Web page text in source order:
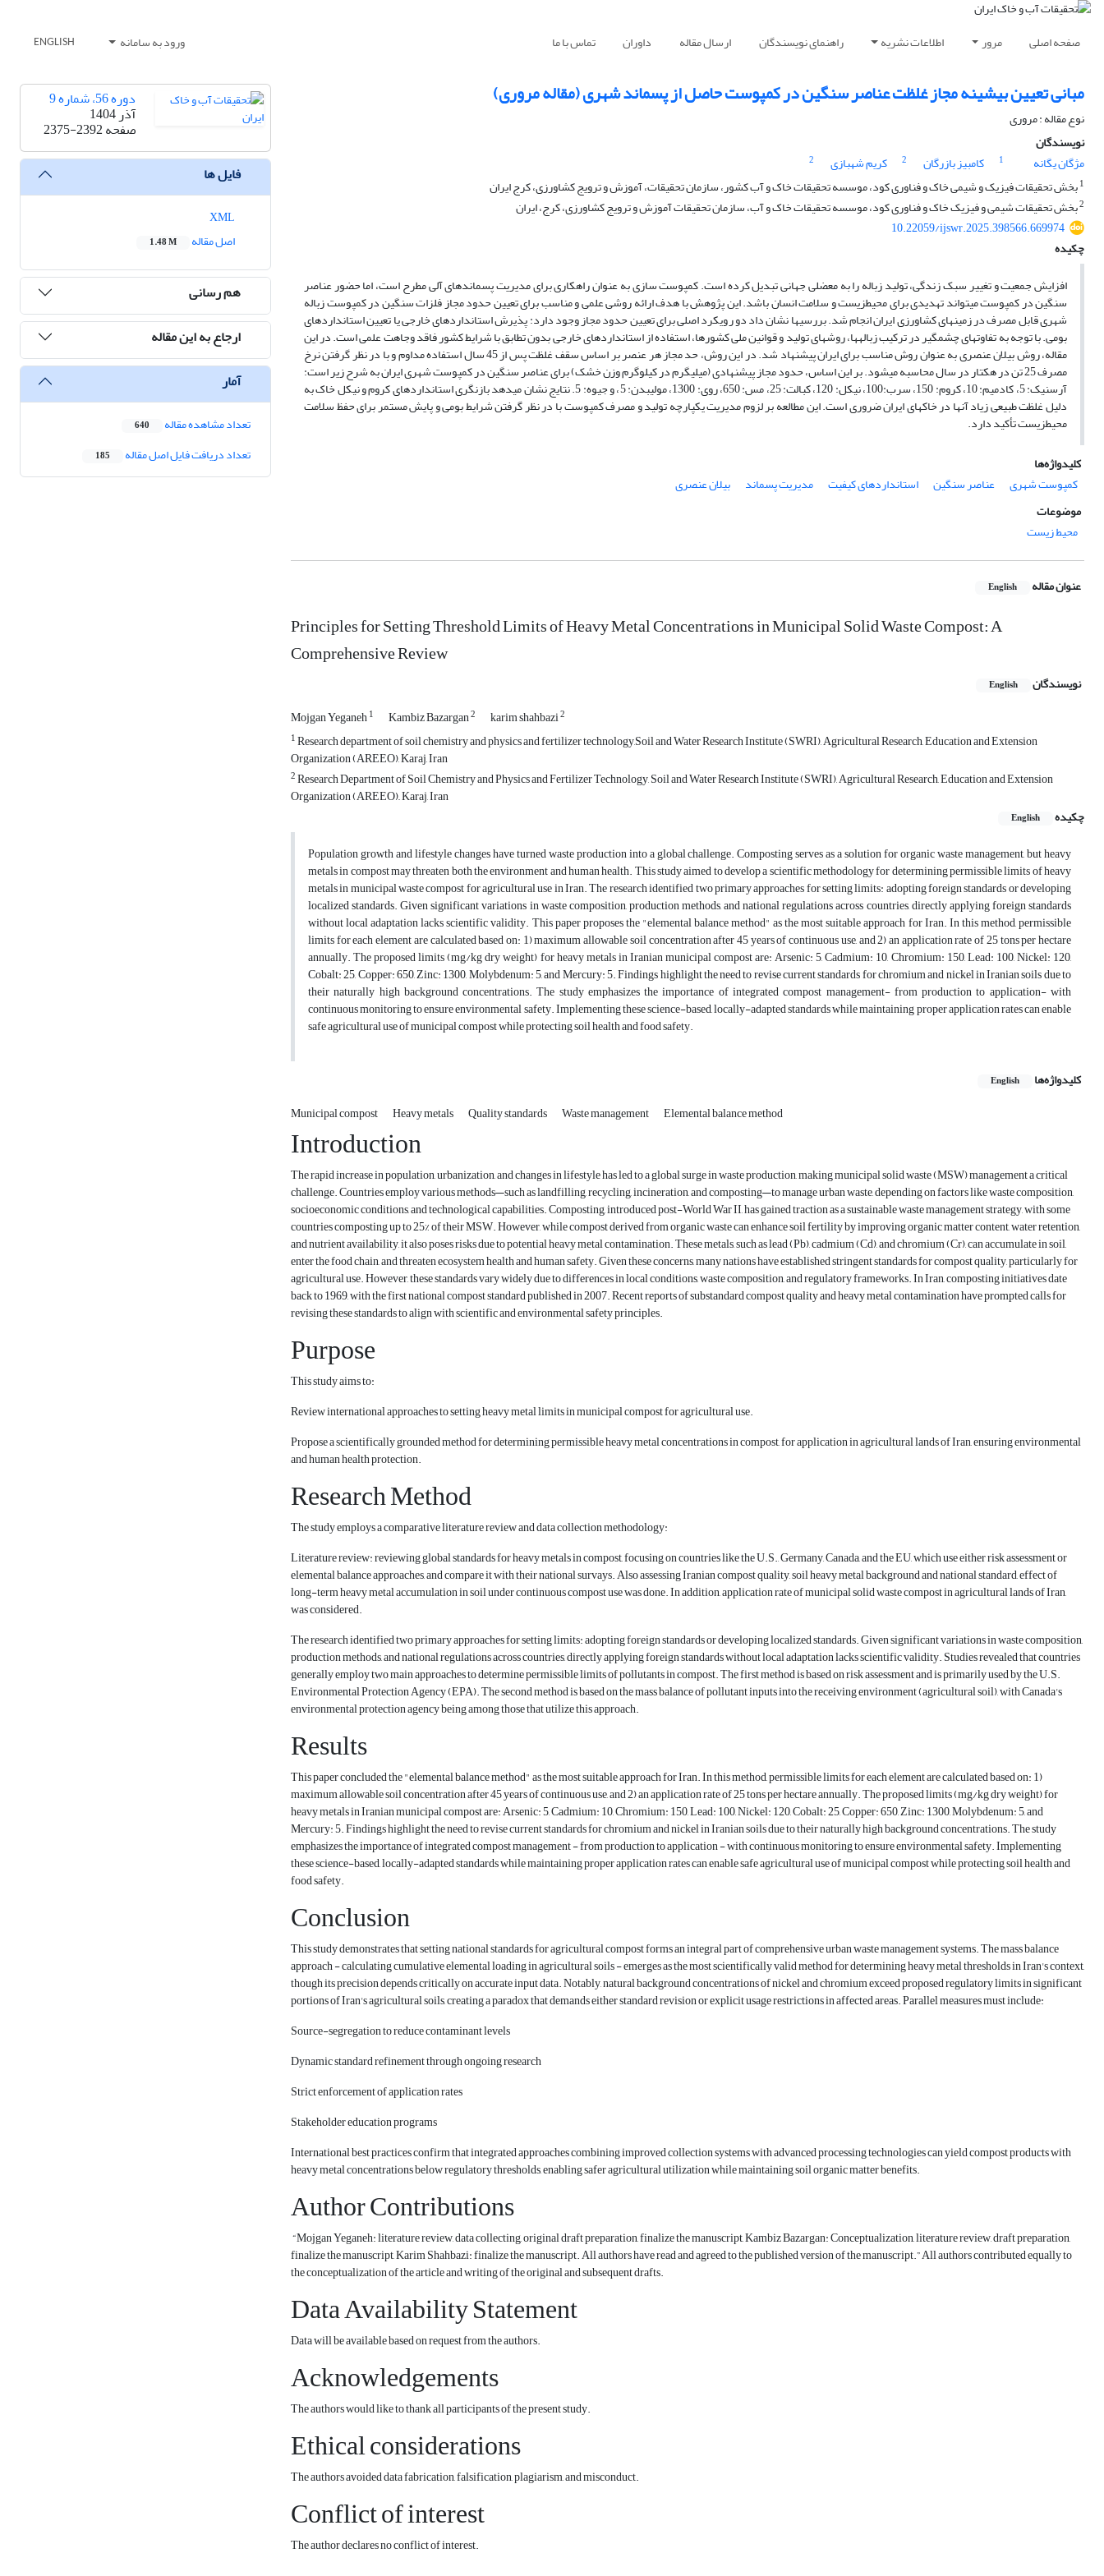
صفحه اصلی مرور اطلاعات نشریه راهنمای نویسندگان ارسال مقاله داوران تماس با ما ورود به سامانه ENGLISH
مبانی تعیین بیشینه مجاز غلظت عناصر سنگین در کمپوست حاصل از پسماند شهری (مقاله مروری)
نوع مقاله : مروری
نویسندگان
مژگان یگانه
1 کامبیز بازرگان 2 کریم شهبازی
2
1بخش تحقیقات فیزیک و شیمی خاک و فناوری کود، موسسه تحقیقات خاک و آب کشور، سازمان تحقیقات، آموزش و ترویج کشاورزی، کرج ایران
2بخش تحقیقات شیمی و فیزیک خاک و فناوری کود، موسسه تحقیقات خاک و آب، سازمان تحقیقات آموزش و ترویج کشاورزی، کرج، ایران
10.22059/ijswr.2025.398566.669974
چکیده
افزایش جمعیت و تغییر سبک زندگی، تولید زباله را به معضلی جهانی تبدیل کرده است. کمپوست سازی به عنوان راهکاری برای مدیریت پسماندهای آلی مطرح است، اما حضور عناصر
سنگین در کمپوست می­تواند تهدیدی برای محیط­زیست و سلامت انسان باشد. این پژوهش با هدف ارائه روشی علمی و مناسب برای تعیین حدود مجاز فلزات سنگین در کمپوست زباله
شهری قابل مصرف در زمین­های کشاورزی ایران انجام شد. بررسی­ها نشان داد دو رویکرد اصلی برای تعیین حدود مجاز وجود دارد: پذیرش استانداردهای خارجی یا تعیین استانداردهای
بومی. با توجه به تفاوت­های چشمگیر در ترکیب زباله­ها، روشهای تولید و قوانین ملی کشورها، استفاده از استانداردهای خارجی بدون تطابق با شرایط کشور فاقد وجاهت علمی است. در این
مقاله، روش بیلان عنصری به عنوان روش مناسب برای ایران پیشنهاد شد. در این روش، حد مجاز هر عنصر بر اساس سقف غلظت پس از 45 سال استفاده مداوم و با در نظر گرفتن نرخ
مصرف 25 تن در هکتار در سال محاسبه می­شود. بر این اساس، حدود مجاز پیشنهادی (میلی­گرم در کیلوگرم وزن خشک) برای عناصر سنگین در کمپوست شهری ایران به شرح زیر است:
آرسنیک: 5، کادمیم: 10، کروم: 150، سرب:100، نیکل: 120، کبالت: 25، مس: 650، روی: 1300، مولیبدن: 5، و جیوه: 5. نتایج نشان می­دهد بازنگری استانداردهای کروم و نیکل خاک به
دلیل غلظت طبیعی زیاد آنها در خاکهای ایران ضروری است. این مطالعه بر لزوم مدیریت یکپارچه تولید و مصرف کمپوست با در نظر گرفتن شرایط بومی و پایش مستمر برای حفظ سلامت
محیطزیست تأکید دارد.
کلیدواژه‌ها
کمپوست شهری
عناصر سنگین استانداردهای کیفیت مدیریت پسماند
بیلان عنصری
موضوعات
محیط زیست
عنوان مقاله English
Principles for Setting Threshold Limits of Heavy Metal Concentrations in Municipal Solid Waste Compost: A
Comprehensive Review
نویسندگان English
Mojgan Yeganeh1 Kambiz Bazargan2 karim shahbazi2
1Research department of soil chemistry and physics and fertilizer technology,Soil and Water Research Institute (SWRI), Agricultural Research, Education and Extension
Organization (AREEO), Karaj, Iran
2Research Department of Soil Chemistry and Physics and Fertilizer Technology, Soil and Water Research Institute (SWRI), Agricultural Research, Education and Extension
Organization (AREEO),, Karaj, Iran
چکیده
English
Population growth and lifestyle changes have turned waste production into a global challenge. Composting serves as a solution for organic waste management, but heavy
metals in compost may threaten both the environment and human health. This study aimed to develop a scientific methodology for determining permissible limits of heavy
metals in municipal waste compost for agricultural use in Iran. The research identified two primary approaches for setting limits: adopting foreign standards or developing
localized standards. Given significant variations in waste composition, production methods, and national regulations across countries, directly applying foreign standards
without local adaptation lacks scientific validity. This paper proposes the "elemental balance method" as the most suitable approach for Iran. In this method, permissible
limits for each element are calculated based on: 1) maximum allowable soil concentration after 45 years of continuous use, and 2) an application rate of 25 tons per hectare
annually. The proposed limits (mg/kg dry weight) for heavy metals in Iranian municipal compost are: Arsenic: 5, Cadmium: 10, Chromium: 150, Lead: 100, Nickel: 120,
Cobalt: 25, Copper: 650, Zinc: 1300, Molybdenum: 5, and Mercury: 5. Findings highlight the need to revise current standards for chromium and nickel in Iranian soils due to
their naturally high background concentrations. The study emphasizes the importance of integrated compost management- from production to application- with
continuous monitoring to ensure environmental safety. Implementing these science-based, locally-adapted standards while maintaining proper application rates can enable
safe agricultural use of municipal compost while protecting soil health and food safety.
کلیدواژه‌ها English
Municipal compost Heavy metals Quality standards Waste management Elemental balance method
Introduction
The rapid increase in population, urbanization, and changes in lifestyle has led to a global surge in waste production, making municipal solid waste (MSW) management a critical
challenge. Countries employ various methods—such as landfilling, recycling, incineration, and composting—to manage urban waste, depending on factors like waste composition,
socioeconomic conditions, and technological capabilities. Composting, introduced post-World War II, has gained traction as a sustainable waste management strategy, with some
countries composting up to 25% of their MSW. However, while compost derived from organic waste can enhance soil fertility by improving organic matter content, water retention,
and nutrient availability, it also poses risks due to potential heavy metal contamination. These metals, such as lead (Pb), cadmium (Cd), and chromium (Cr), can accumulate in soil,
enter the food chain, and threaten ecosystem health and human safety. Given these concerns, many nations have established stringent standards for compost quality, particularly for
agricultural use. However, these standards vary widely due to differences in local conditions, waste composition, and regulatory frameworks. In Iran, composting initiatives date
back to 1969, with the first national compost standard published in 2007. Recent reports of substandard compost quality and heavy metal contamination have prompted calls for
revising these standards to align with scientific and environmental safety principles.
Purpose
This study aims to:
Review international approaches to setting heavy metal limits in municipal compost for agricultural use.
Propose a scientifically grounded method for determining permissible heavy metal concentrations in compost, for application in agricultural lands of Iran, ensuring environmental
and human health protection.
Research Method
The study employs a comparative literature review and data collection methodology:
Literature review: reviewing global standards for heavy metals in compost, focusing on countries like the U.S., Germany, Canada, and the EU, which use either risk assessment or
elemental balance approaches, and compare it with their national survays. Also assessing Iranian compost quality, soil heavy metal background and national standard, effect of
long-term heavy metal accumulation in soil under continuous compost use was done. In addition, application rate of municipal solid waste compost in agricultural lands of Iran,
was considered.
The research identified two primary approaches for setting limits: adopting foreign standards or developing localized standards. Given significant variations in waste composition,
production methods, and national regulations across countries, directly applying foreign standards without local adaptation lacks scientific validity. Studies revealed that countries
generally employ two main approaches to determine permissible limits of pollutants in compost. The first method is based on risk assessment and is primarily used by the U.S.
Environmental Protection Agency (EPA). The second method is based on the mass balance of pollutant inputs into the receiving environment (agricultural soil), with Canada's
environmental protection agency being among those that utilize this approach.
Results
This paper concluded the "elemental balance method" as the most suitable approach for Iran. In this method, permissible limits for each element are calculated based on: 1)
maximum allowable soil concentration after 45 years of continuous use, and 2) an application rate of 25 tons per hectare annually. The proposed limits (mg/kg dry weight) for
heavy metals in Iranian municipal compost are: Arsenic: 5, Cadmium: 10, Chromium: 150, Lead: 100, Nickel: 120, Cobalt: 25, Copper: 650, Zinc: 1300, Molybdenum: 5, and
Mercury: 5. Findings highlight the need to revise current standards for chromium and nickel in Iranian soils due to their naturally high background concentrations. The study
emphasizes the importance of integrated compost management - from production to application - with continuous monitoring to ensure environmental safety. Implementing
these science-based, locally-adapted standards while maintaining proper application rates can enable safe agricultural use of municipal compost while protecting soil health and
food safety.
Conclusion
This study demonstrates that setting national standards for agricultural compost forms an integral part of comprehensive urban waste management systems. The mass balance
approach - calculating cumulative elemental loading in agricultural soils - emerges as the most scientifically valid method for determining heavy metal thresholds in Iran's context,
though its precision depends critically on accurate input data. Notably, natural background concentrations of nickel and chromium exceed proposed regulatory limits in significant
portions of Iran's agricultural soils, creating a paradox that demands either standard revision or explicit usage restrictions in affected areas. Parallel measures must include:
Source-segregation to reduce contaminant levels
Dynamic standard refinement through ongoing research
Strict enforcement of application rates
Stakeholder education programs
International best practices confirm that integrated approaches combining improved collection systems with advanced processing technologies can yield compost products with
heavy metal concentrations below regulatory thresholds, enabling safer agricultural utilization while maintaining soil organic matter benefits.
Author Contributions
“Mojgan Yeganeh: literature review, data collecting, original draft preparation, finalize the manuscript, Kambiz Bazargan: Conceptualization, literature review, draft preparation,
finalize the manuscript, Karim Shahbazi: finalize the manuscript. All authors have read and agreed to the published version of the manuscript.” All authors contributed equally to
the conceptualization of the article and writing of the original and subsequent drafts.
Data Availability Statement
Data will be available based on request from the authors.
Acknowledgements
The authors would like to thank all participants of the present study.
Ethical considerations
The authors avoided data fabrication, falsification, plagiarism, and misconduct.
Conflict of interest
The author declares no conflict of interest.
دوره 56، شماره 9
آذر 1404
صفحه2375-2392
فایل ها
اصل مقاله
1.48 M
هم رسانی
ارجاع به این مقاله
آمار
تعداد مشاهده مقاله 640
تعداد دریافت فایل اصل مقاله 185